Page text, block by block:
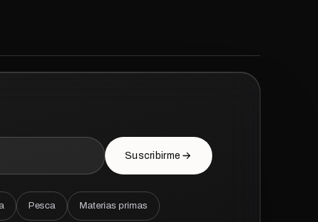
Suscribirme
Pesca Materias primas